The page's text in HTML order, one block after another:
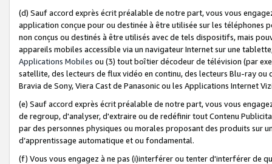
(d) Sauf accord exprès écrit préalable de notre part, vous vous
application conçue pour ou destinée à être utilisée sur les téléphones
non conçus ou destinés à être utilisés avec de tels dispositifs, mais
appareils mobiles accessible via un navigateur Internet sur une
Applications Mobiles ou (3) tout boîtier décodeur de télévision (par
satellite, des lecteurs de flux vidéo en continu, des lecteurs Blu-ray
Bravia de Sony, Viera Cast de Panasonic ou les Applications Internet
(e) Sauf accord exprès écrit préalable de notre part, vous vous
de regroup, d'analyser, d'extraire ou de redéfinir tout Contenu
par des personnes physiques ou morales proposant des produits sur
d’apprentissage automatique et ou fondamental.
(f) Vous vous engagez à ne pas (i)interférer ou tenter d'interférer de